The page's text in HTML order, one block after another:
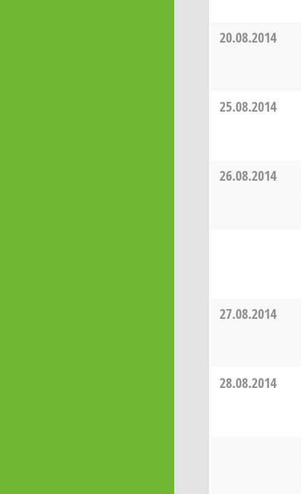
20.08.2014
25.08.2014
26.08.2014
27.08.2014
28.08.2014